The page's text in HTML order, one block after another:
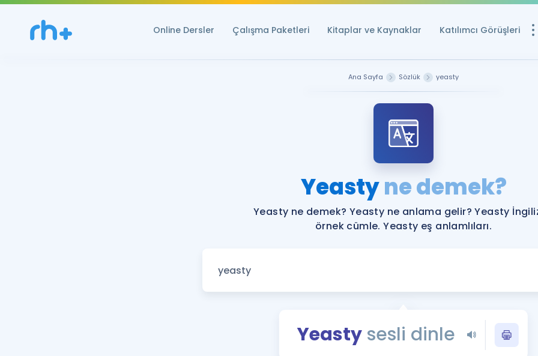
Online Dersler Çalışma Paketleri Kitaplar ve Kaynaklar Katılımcı Görüşleri
YDS ve YÖKDİL
Rehberlik Aracı
YDS ve
Tüm ÖSYM
YDS - YÖKDİL
Ana Sayfa Sözlük yeasty
Yeastyne demek?
Yeasty ne demek? Yeasty ne anlama gelir? Yeasty
örnek cümle. Yeasty eş anlamlıları.
Yeastysesli dinle